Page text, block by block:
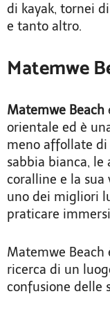
di kayak, tornei
e tanto altro.
Matemwe
Matemwe Beach
orientale ed è
meno affollate di
sabbia bianca, le
coralline e la sua
uno dei migliori
praticare
Matemwe Beach
ricerca di un
confusione delle